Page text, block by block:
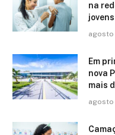
na
agosto
Em
nova
mais
agosto